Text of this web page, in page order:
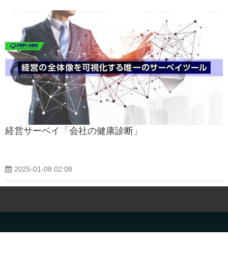
経営サーベイ「会社の健康診断」
2025-01-08 02:08